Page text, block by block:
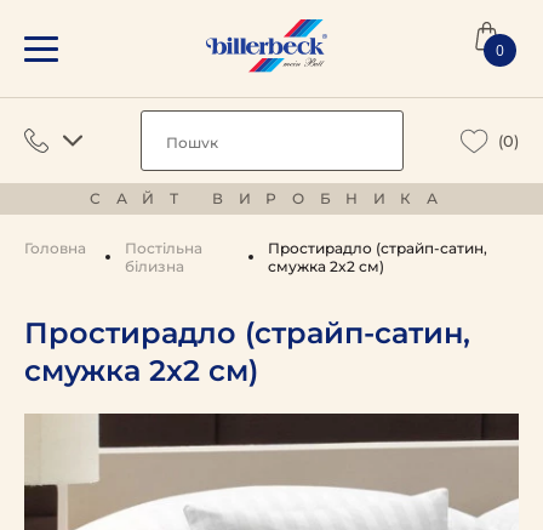
0
(0)
САЙТ ВИРОБНИКА
Головна
Постільна
білизна
Простирадло (страйп-сатин,
смужка 2x2 см)
Простирадло (страйп-сатин,
смужка 2x2 см)